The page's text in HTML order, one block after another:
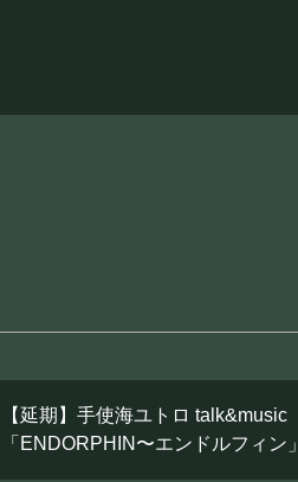
【延期】手使海ユトロ talk&music
「ENDORPHIN〜エンドルフィン」